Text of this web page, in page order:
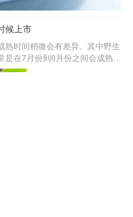
候上市
熟时间稍微会有差异。其中野生
是在7月份到8月份之间会成熟，
的成熟上市的时间都要提前